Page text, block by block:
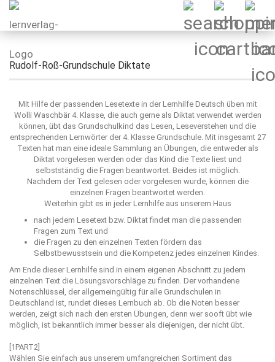
Rudolf-Roß-Grundschule Diktate
Mit Hilfe der passenden Lesetexte in der Lernhilfe Deutsch üben mit
Wolli Waschbär 4. Klasse, die auch gerne als Diktat verwendet werden
können, übt das Grundschulkind das Lesen, Leseverstehen und die
entsprechenden Lernwörter der 4. Klasse Grundschule. Mit insgesamt 27
Texten hat man eine ideale Sammlung an Übungen, die entweder als
Diktat vorgelesen werden oder das Kind die Texte liest und
selbstständig die Fragen beantwortet. Beides ist möglich.
Nachdem der Text gelesen oder vorgelesen wurde, können die
einzelnen Fragen beantwortet werden.
Weiterhin gibt es in jeder Lernhilfe aus unserem Haus
nach jedem Lesetext bzw. Diktat findet man die passenden
Fragen zum Text und
die Fragen zu den einzelnen Texten fördern das
Selbstbewusstsein und die Kompetenz jedes einzelnen Kindes.
Am Ende dieser Lernhilfe sind in einem eigenen Abschnitt zu jedem
einzelnen Text die Lösungsvorschläge zu finden. Der vorhandene
Notenschlüssel, der allgemeingültig für alle Grundschulen in
Deutschland ist, rundet dieses Lernbuch ab. Ob die Noten besser
werden, zeigt sich nach den ersten Übungen, denn wer sooft übt wie
möglich, ist bekanntlich immer besser als diejenigen, der nicht übt.
[1PART2]
Wählen Sie einfach aus unserem umfangreichen Sortiment das